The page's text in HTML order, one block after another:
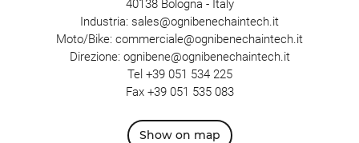
40138 Bologna - Italy
Industria: sales@ognibenechaintech.it
Moto/Bike: commerciale@ognibenechaintech.it
Direzione: ognibene@ognibenechaintech.it
Tel +39 051 534 225
Fax +39 051 535 083
Show on map